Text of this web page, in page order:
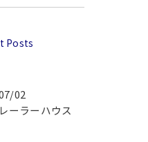
Posts
02
ーラーハウス